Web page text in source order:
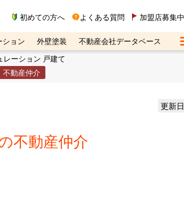
初めての方へ よくある質問 加盟店募集中
ション 外壁塗装
不動産会社データベース
却ご相談デスク
レーション 戸建て
不動産仲介
更新日
不動産仲介